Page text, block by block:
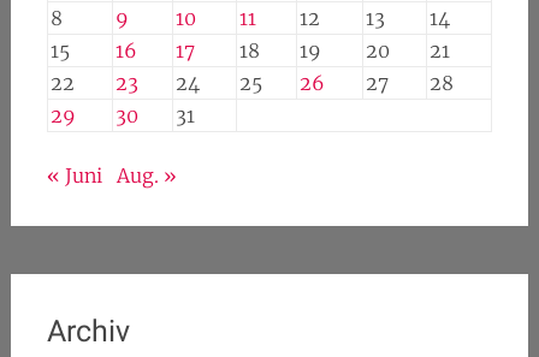
8 9 10 11 12 13
14
15
16 17 18 19 20
21
22
23 24 25 26 27
28
29
30 31
« Juni Aug. »
Archiv